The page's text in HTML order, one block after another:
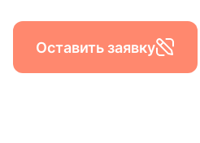
Оставить заявку